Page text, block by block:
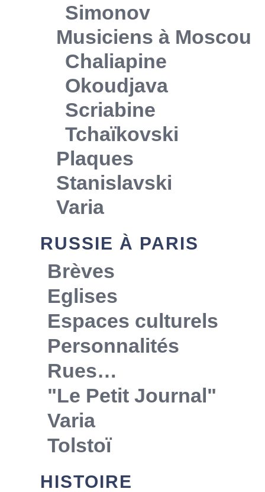
Simonov
Musiciens à Moscou
Chaliapine
Okoudjava
Scriabine
Tchaïkovski
Plaques
Stanislavski
Varia
RUSSIE À PARIS
Brèves
Eglises
Espaces culturels
Personnalités
Rues…
"Le Petit Journal"
Varia
Tolstoï
HISTOIRE